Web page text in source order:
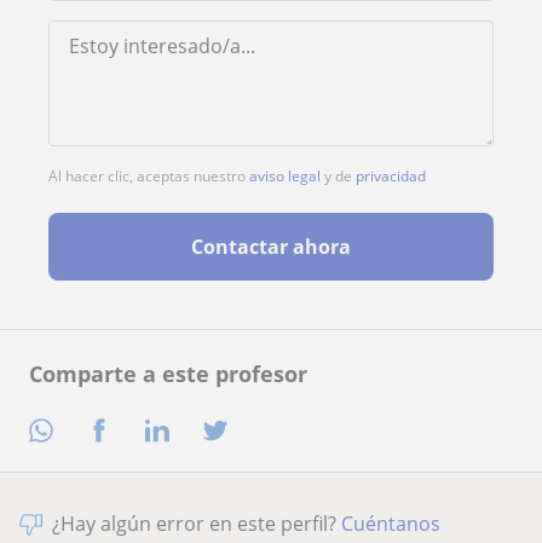
Comparte a este profesor
Al hacer clic, aceptas nuestroaviso legal y de privacidad
Contactar ahora
¿Hay algún error en este perfil? Cuéntanos